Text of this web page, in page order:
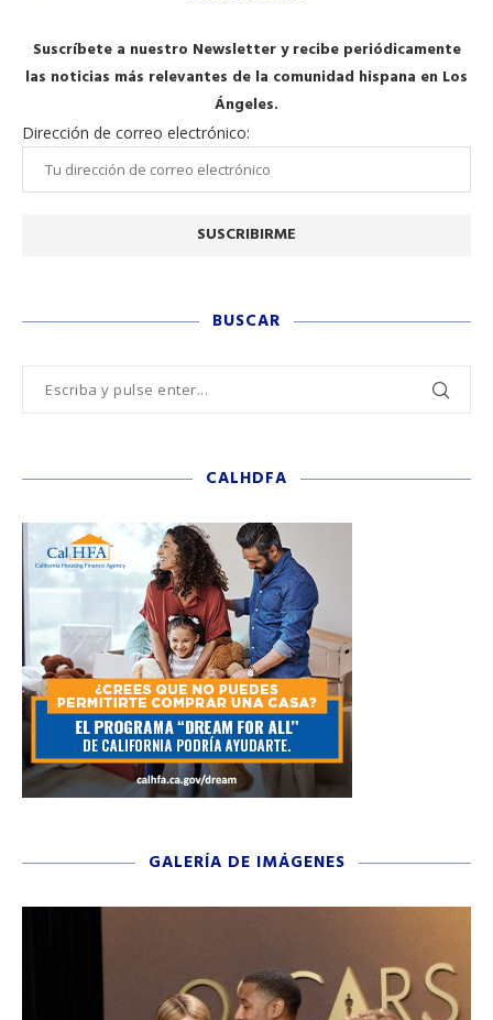
Suscríbete a nuestro Newsletter y recibe periódicamente
las noticias más relevantes de la comunidad hispana en Los
Ángeles.
Dirección de correo electrónico:
BUSCAR
CALHDFA
GALERÍA DE IMÁGENES